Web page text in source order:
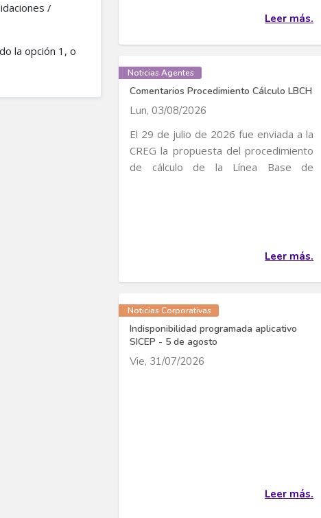
/
la opción 1, o
Leer más.
Noticias Agentes
Comentarios Procedimiento Cálculo LBCH
Lun, 03/08/2026
El 29 de julio de 2026 fue enviada a la
CREG la propuesta del procedimiento
de cálculo de la Línea Base de
Leer más.
Noticias Corporativas
Indisponibilidad programada aplicativo
SICEP - 5 de agosto
Vie, 31/07/2026
Leer más.